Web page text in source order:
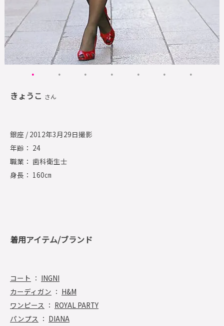
きょうこ さん
銀座 / 2012年3月29日撮影
年齢： 24
職業： 歯科衛生士
身長： 160㎝
着用アイテム/ブランド
コート ： INGNI
カーディガン ： H&M
ワンピース ： ROYAL PARTY
パンプス ： DIANA